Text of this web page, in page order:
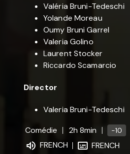
Valéria Bruni-Tedeschi
Yolande Moreau
Oumy Bruni Garrel
Valeria Golino
Laurent Stocker
Riccardo Scamarcio
Director
Valeria Bruni-Tedeschi
Comédie
2h 8min -10
FRENCH
FRENCH